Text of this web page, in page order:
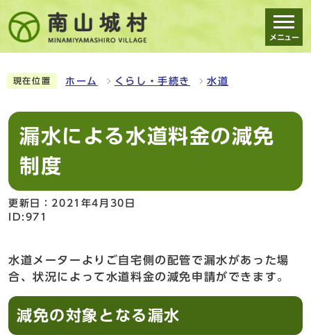
メニュー
現在位置 ホーム くらし・手続き 水道
漏水による水道料金の減免
制度
更新日：2021年4月30日
ID:971
水道メーターよりご自宅側の配管で漏水があった場
合、状況によって水道料金の減免申請ができます。
減免の対象となる漏水